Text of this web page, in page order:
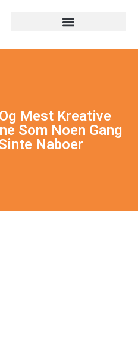
Mest Kreative
Som Noen Gang
Naboer